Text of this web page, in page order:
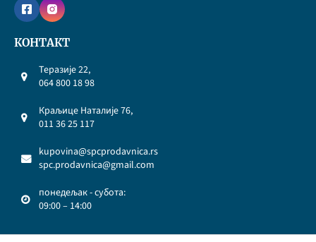
КОНТАКТ
Теразије 22,
064 800 18 98
Краљице Наталије 76,
011 36 25 117
kupovina@spcprodavnica.rs
spc.prodavnica@gmail.com
понедељак - субота:
09:00 – 14:00